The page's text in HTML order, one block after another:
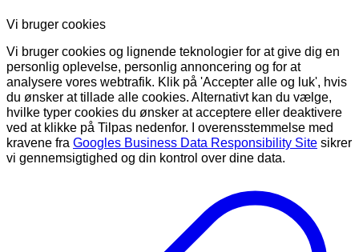
Vi bruger cookies
Vi bruger cookies og lignende teknologier for at give dig en
personlig oplevelse, personlig annoncering og for at
analysere vores webtrafik. Klik på 'Accepter alle og luk', hvis
du ønsker at tillade alle cookies. Alternativt kan du vælge,
hvilke typer cookies du ønsker at acceptere eller deaktivere
ved at klikke på Tilpas nedenfor. I overensstemmelse med
kravene fra Googles Business Data Responsibility Site sikrer
vi gennemsigtighed og din kontrol over dine data.